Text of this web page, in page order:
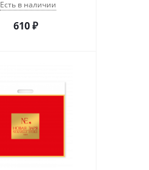
Есть в наличии
610₽